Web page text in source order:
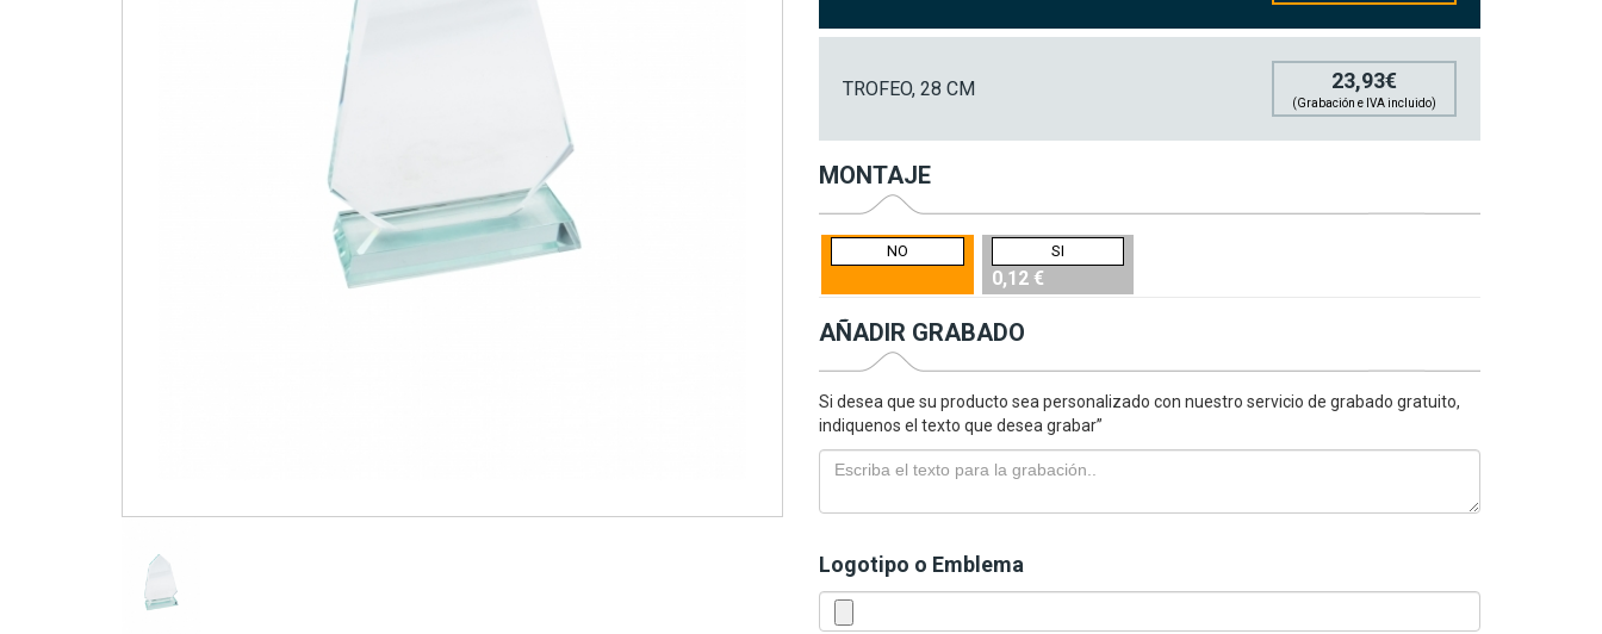
TROFEO, 28 CM 23,93€
(Grabación e IVA incluido)
MONTAJE
NO SI
0,12 €
AÑADIR GRABADO
Si desea que su producto sea personalizado con nuestro servicio de grabado gratuito,
indiquenos el texto que desea grabar”
Logotipo o Emblema